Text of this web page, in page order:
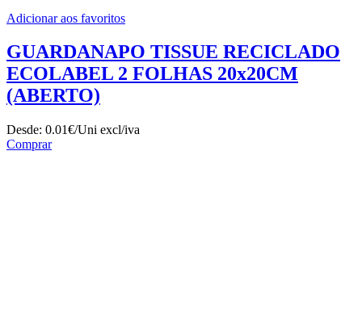
Adicionar aos favoritos
GUARDANAPO TISSUE RECICLADO
ECOLABEL 2 FOLHAS 20x20CM
(ABERTO)
Desde: 0.01€/Uni excl/iva
Comprar